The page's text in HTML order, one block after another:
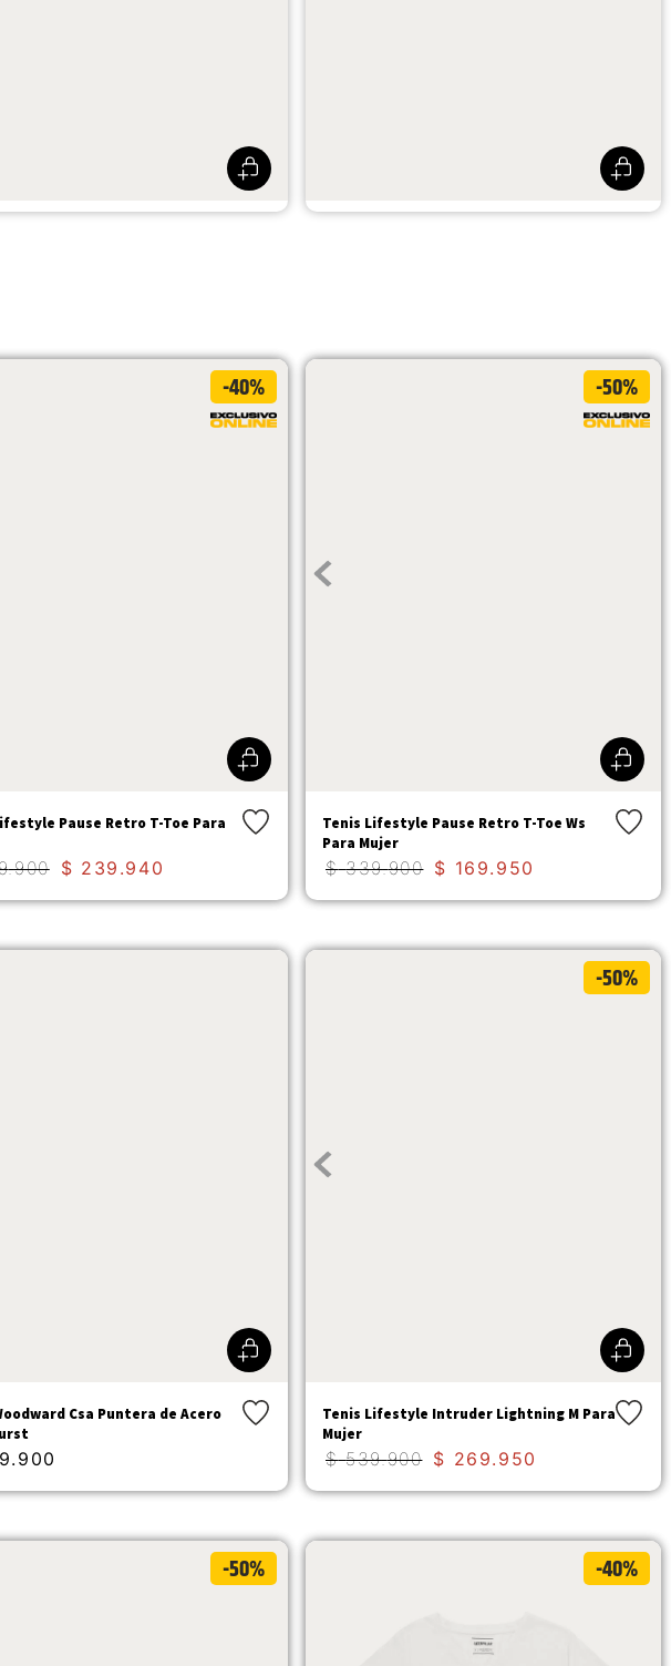
-40%
Pause Retro T-Toe Para
.900 $ 239 .940
-50%
Tenis Lifestyle Pause Retro T-Toe Ws
Para Mujer
$ 339.900 $ 169. 950
Csa Puntera de Acero
. 900
-50%
Tenis Lifestyle Intruder Lightning M Para
Mujer
$ 539.900 $ 269. 950
-50% -40%